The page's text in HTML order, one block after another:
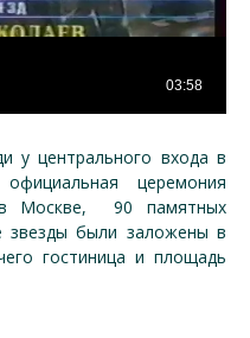
у центрального входа в
церемония
Москве, 90 памятных
звезды были заложены в
гостиница и площадь